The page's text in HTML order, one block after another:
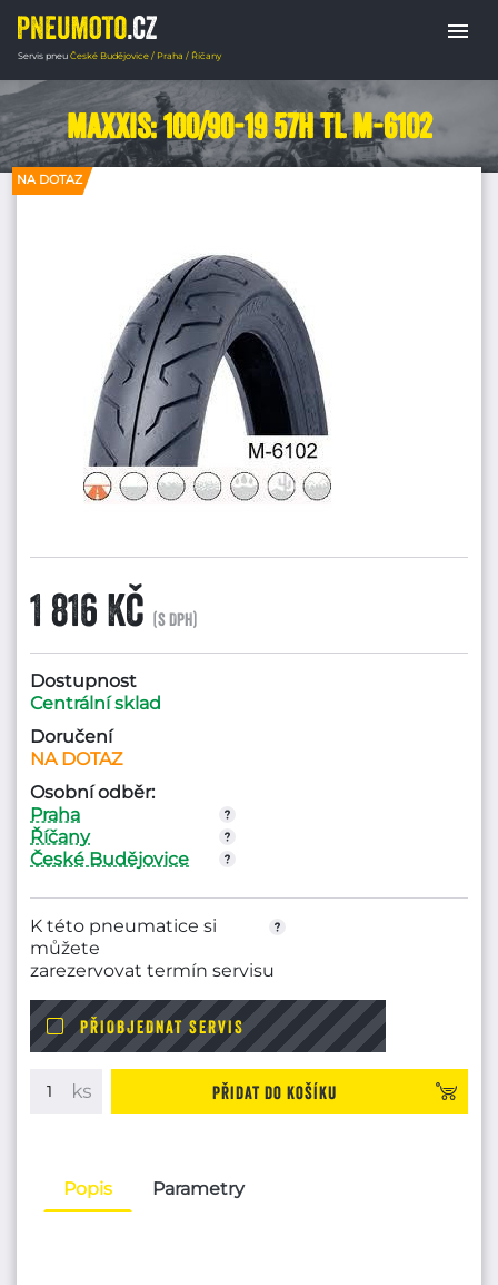
Servis pneu České Budějovice / Praha / Říčany
menu
Domů PNEUMATIKY MOTORKY Cestovní
Maxxis: 100/90-19 57H TL M-6102
NA DOTAZ
1 816 Kč (s DPH)
Dostupnost
Centrální sklad
Doručení
NA DOTAZ
Osobní odběr:
Praha
Říčany
České Budějovice
K této pneumatice si
můžete
zarezervovat termín servisu
PŘIOBJEDNAT SERVIS
Přidat do košíku
Popis Parametry